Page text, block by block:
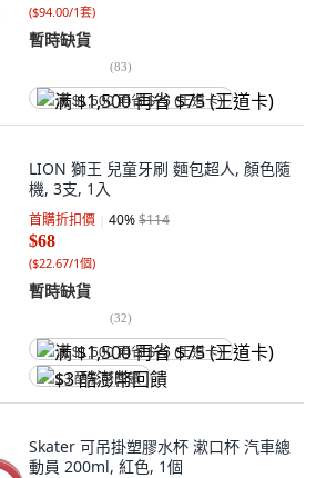
($94.00/1套)
暫時缺貨
(83)
满 $1,500 再省 $75 (王道卡)
LION 獅王 兒童牙刷 麵包超人, 顏色隨
機, 3支, 1入
首購折扣價 40%$114
$68
($22.67/1個)
暫時缺貨
(32)
满 $1,500 再省 $75 (王道卡)
$3 酷澎幣回饋
Skater 可吊掛塑膠水杯 漱口杯 汽車總
動員 200ml, 紅色, 1個